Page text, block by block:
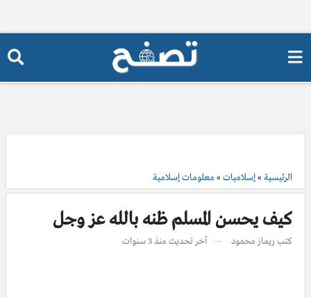
الرئيسية »إسلاميات » معلومات إسلامية
كيف يحسن المسلم ظنه بالله عز وجل
كتب ريماز محمود آخر تحديث منذ 3 سنوات